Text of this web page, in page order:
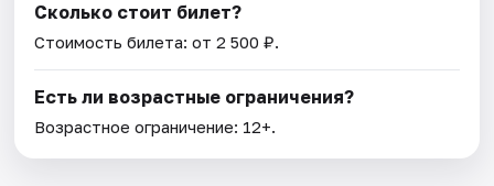
Сколько стоит билет?
Стоимость билета: от 2 500 ₽.
Есть ли возрастные ограничения?
Возрастное ограничение: 12+.